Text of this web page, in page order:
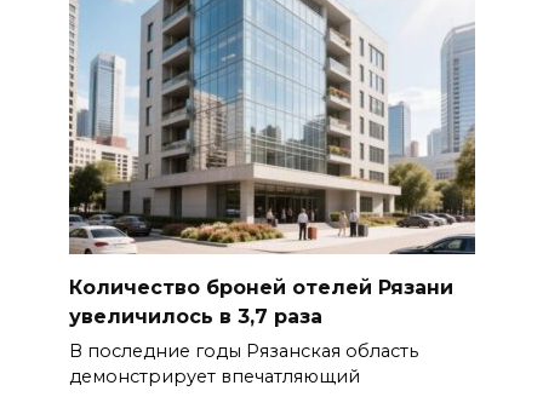
Количество броней отелей Рязани
увеличилось в 3,7 раза
В последние годы Рязанская область
демонстрирует впечатляющий